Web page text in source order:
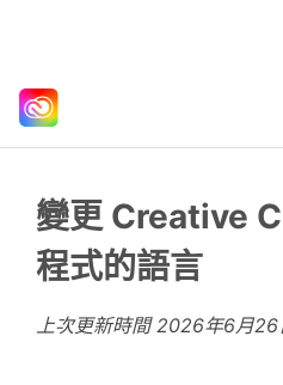
變更 Creative
程式的語言
上次更新時間2026年6月26